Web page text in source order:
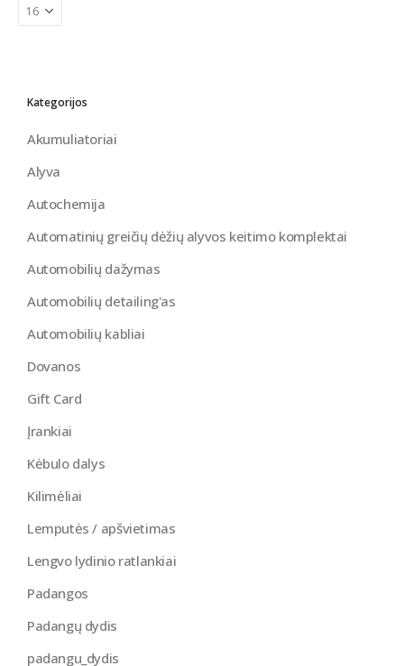
Kategorijos
Akumuliatoriai
Alyva
Autochemija
Automatinių greičių dėžių alyvos keitimo komplektai
Automobilių dažymas
Automobilių detailing'as
Automobilių kabliai
Dovanos
Gift Card
Įrankiai
Kėbulo dalys
Kilimėliai
Lemputės / apšvietimas
Lengvo lydinio ratlankiai
Padangos
Padangų dydis
padangu_dydis